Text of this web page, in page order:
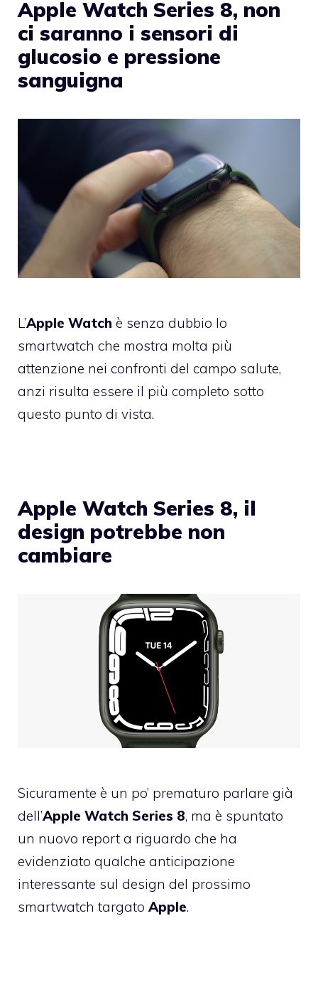
Apple Watch Series 8, non
ci saranno i sensori di
glucosio e pressione
sanguigna
L’Apple Watch è senza dubbio lo
smartwatch che mostra molta più
attenzione nei confronti del campo salute,
anzi risulta essere il più completo sotto
questo punto di vista.
Apple Watch Series 8, il
design potrebbe non
cambiare
Sicuramente è un po’ prematuro parlare già
dell’Apple Watch Series 8, ma è spuntato
un nuovo report a riguardo che ha
evidenziato qualche anticipazione
interessante sul design del prossimo
smartwatch targato Apple.